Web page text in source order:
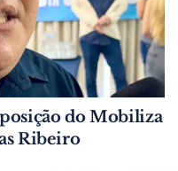
do Mobiliza
Ribeiro